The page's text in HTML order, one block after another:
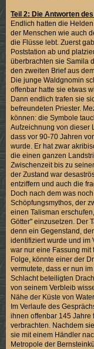
Teil 2: Die Antworten
Endlich hatten die
der Menschen wie auch
die Flüsse lebt. Zuerst
Poststation ab und
überbrachten sie Samila
den zweiten Brief aus
Die junge Waldgnomin
offenbar hatte sie etwas
Dann endlich trafen sie
befreundeten Priester.
können: die Symbole
Aufzeichnung von dieser
dass vor 90-70 Jahren
wurde. Er hat zwar
die einen ganzen
Zwischenzeit bis zu
der Zustand war
entziffern und auch die
Doch nach dem was
Schöpfungsmythos, der
einen Talisman
Götter" einzusetzen. Der
denn ein Gegenstand,
identifiziert wurde und im
war nur eine Fassung
Folge, könnte einer der
vermutete, dass er nun
Schlacht beteiligten
von seinem Verbleib
Nähe der Küste von
Im Verlaufe des
ihnen offenbar 145 Jahre
verbrachten. Nachdem
sie mit einem Händler
Metropole der